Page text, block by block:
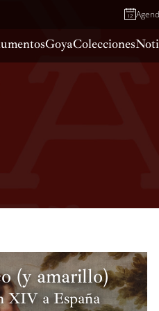
GoyaColecciones
(y amarillo)
XIV a España